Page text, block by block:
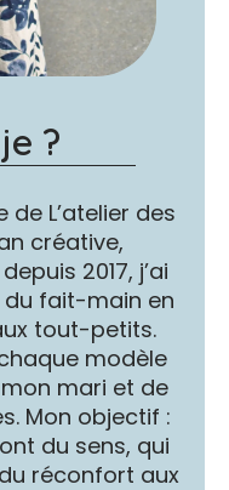
?
L’atelier des
créative,
2017, j’ai
fait-main en
tout-petits.
modèle
mari et de
Mon objectif :
du sens, qui
réconfort aux